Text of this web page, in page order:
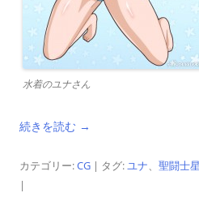
水着のユナさん
続きを読む →
カテゴリー:CG | タグ:ユナ、 聖闘士
|